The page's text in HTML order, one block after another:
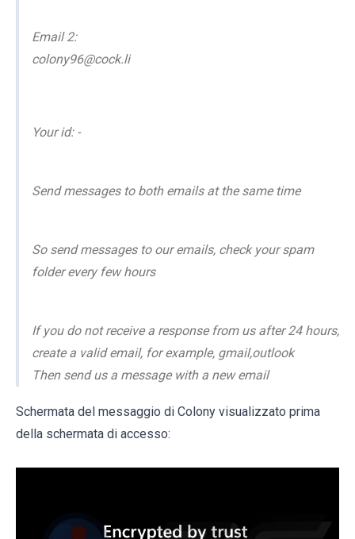
Email 2:
colony96@cock.li
Your id: -
Send messages to both emails at the same time
So send messages to our emails, check your spam
folder every few hours
If you do not receive a response from us after 24 hours,
create a valid email, for example, gmail,outlook
Then send us a message with a new email
Schermata del messaggio di Colony visualizzato prima
della schermata di accesso: